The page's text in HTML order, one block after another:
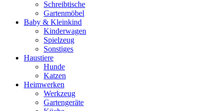
Schreibtische
Gartenmöbel
Baby & Kleinkind
Kinderwagen
Spielzeug
Sonstiges
Haustiere
Hunde
Katzen
Heimwerken
Werkzeug
Gartengeräte